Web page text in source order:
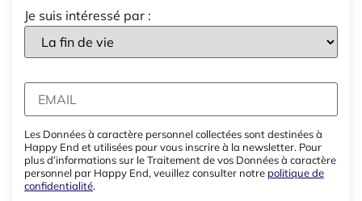
Je suis intéressé par :
Les Données à caractère personnel collectées sont destinées à
Happy End et utilisées pour vous inscrire à la newsletter. Pour
plus d’informations sur le Traitement de vos Données à caractère
personnel par Happy End, veuillez consulter notre politique de
confidentialité.